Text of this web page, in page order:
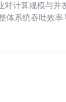
计算规模与并
系统吞吐效率